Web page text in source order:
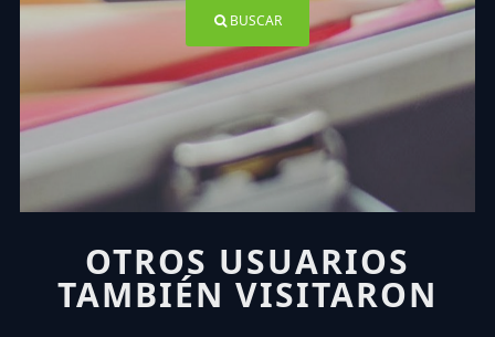
BUSCAR
OTROS USUARIOS
TAMBIÉN VISITARON